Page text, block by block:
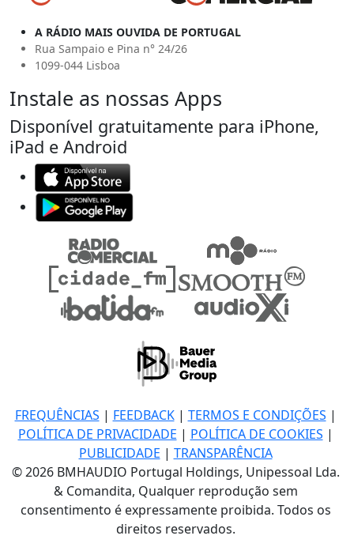
A RÁDIO MAIS OUVIDA DE PORTUGAL
Rua Sampaio e Pina n° 24/26
1099-044 Lisboa
Instale as nossas Apps
Disponível gratuitamente para iPhone,
iPad e Android
FREQUÊNCIAS | FEEDBACK| TERMOS E CONDIÇÕES |
POLÍTICA DE PRIVACIDADE | POLÍTICA DE COOKIES |
PUBLICIDADE | TRANSPARÊNCIA
© 2026 BMHAUDIO Portugal Holdings, Unipessoal Lda.
& Comandita, Qualquer reprodução sem
consentimento é expressamente proibida. Todos os
direitos reservados.